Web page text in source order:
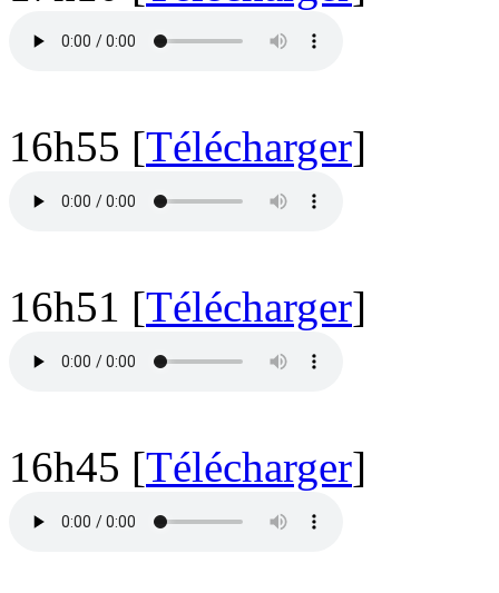
16h55 [Télécharger]
16h51 [Télécharger]
16h45 [Télécharger]